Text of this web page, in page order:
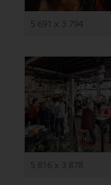
5 691 x 3 794
5 816 x 3 878